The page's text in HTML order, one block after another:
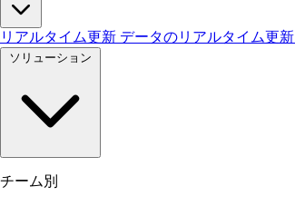
リアルタイム更新 データのリアルタイム更新
ソリューション
チーム別